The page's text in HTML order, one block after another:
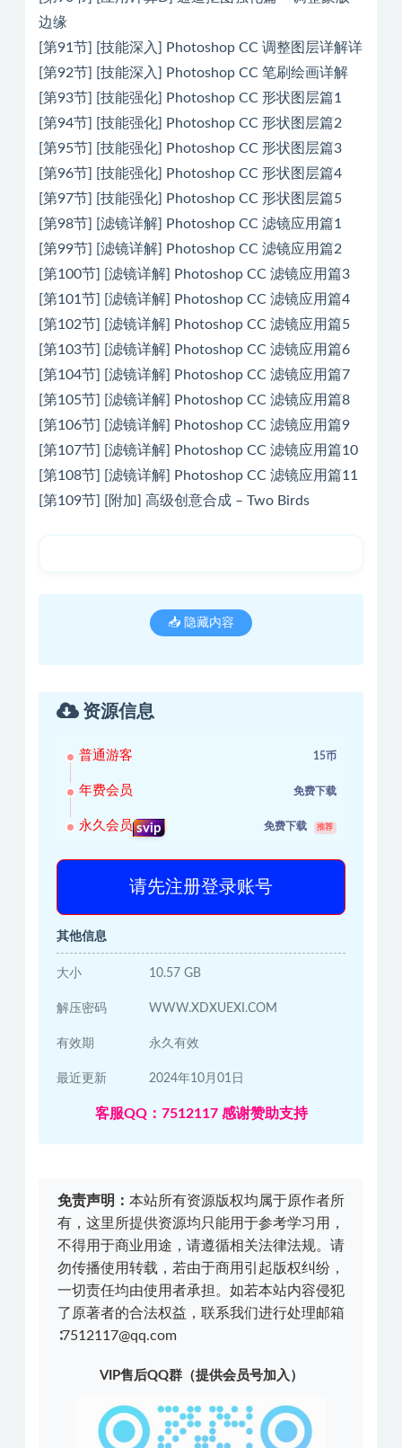
边缘
[第91节] [技能深入] Photoshop CC 调整图层详解详
[第92节] [技能深入] Photoshop CC 笔刷绘画详解
[第93节] [技能强化] Photoshop CC 形状图层篇1
[第94节] [技能强化] Photoshop CC 形状图层篇2
[第95节] [技能强化] Photoshop CC 形状图层篇3
[第96节] [技能强化] Photoshop CC 形状图层篇4
[第97节] [技能强化] Photoshop CC 形状图层篇5
[第98节] [滤镜详解] Photoshop CC 滤镜应用篇1
[第99节] [滤镜详解] Photoshop CC 滤镜应用篇2
[第100节] [滤镜详解] Photoshop CC 滤镜应用篇3
[第101节] [滤镜详解] Photoshop CC 滤镜应用篇4
[第102节] [滤镜详解] Photoshop CC 滤镜应用篇5
[第103节] [滤镜详解] Photoshop CC 滤镜应用篇6
[第104节] [滤镜详解] Photoshop CC 滤镜应用篇7
[第105节] [滤镜详解] Photoshop CC 滤镜应用篇8
[第106节] [滤镜详解] Photoshop CC 滤镜应用篇9
[第107节] [滤镜详解] Photoshop CC 滤镜应用篇10
[第108节] [滤镜详解] Photoshop CC 滤镜应用篇11
[第109节] [附加] 高级创意合成 – Two Birds
📥 隐藏内容
资源信息
普通游客 15币
年费会员 免费下载
永久会员 svip 免费下载 推荐
请先注册登录账号
其他信息
大小 10.57 GB
解压密码 WWW.XDXUEXI.COM
有效期 永久有效
最近更新 2024年10月01日
客服QQ：7512117 感谢赞助支持
免责声明： 本站所有资源版权均属于原作者所
有，这里所提供资源均只能用于参考学习用，
不得用于商业用途，请遵循相关法律法规。请
勿传播使用转载，若由于商用引起版权纠纷，
一切责任均由使用者承担。如若本站内容侵犯
了原著者的合法权益，联系我们进行处理邮箱
∶7512117@qq.com
VIP售后QQ群（提供会员号加入）